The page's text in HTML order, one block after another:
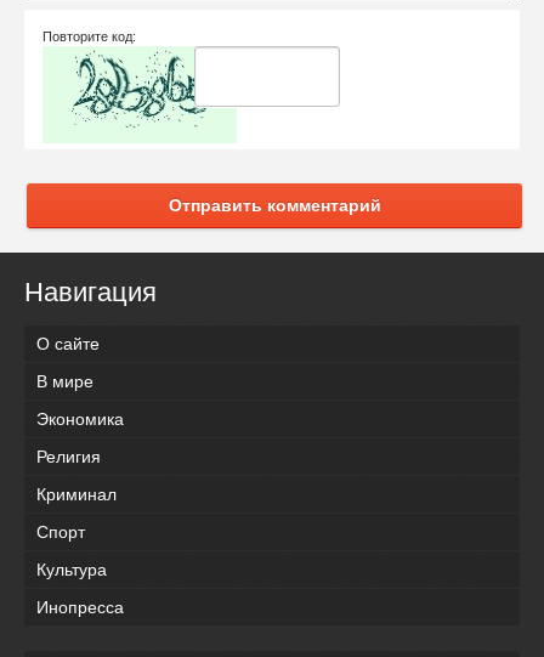
Повторите код:
Отправить комментарий
Навигация
О сайте
В мире
Экономика
Религия
Криминал
Спорт
Культура
Инопресса